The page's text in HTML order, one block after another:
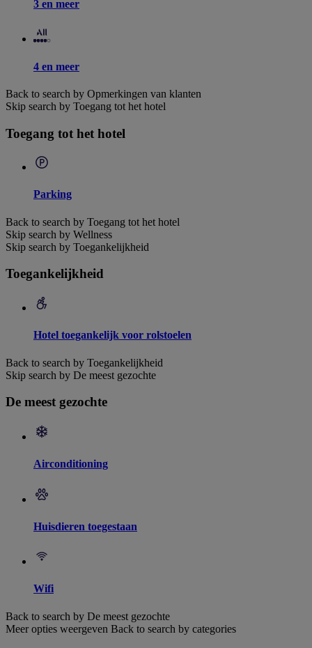
3 en meer
4 en meer
Back to search by Opmerkingen van klanten
Skip search by Toegang tot het hotel
Toegang tot het hotel
Parking
Back to search by Toegang tot het hotel
Skip search by Wellness
Skip search by Toegankelijkheid
Toegankelijkheid
Hotel toegankelijk voor rolstoelen
Back to search by Toegankelijkheid
Skip search by De meest gezochte
De meest gezochte
Airconditioning
Huisdieren toegestaan
Wifi
Back to search by De meest gezochte
Meer opties weergeven Back to search by categories